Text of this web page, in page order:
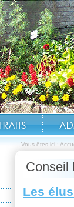
Vous êtes ici :
Conseil
Les